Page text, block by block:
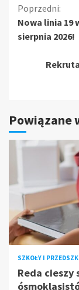
czytanie
Poprzedni:
Nowa linia 19
sierpnia 2026!
Powiązane
SZKOŁY I
Reda cieszy